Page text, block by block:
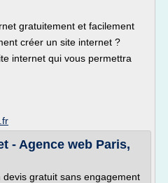
gratuitement et facilement
créer un site internet ?
internet qui vous permettra
- Agence web Paris,
gratuit sans engagement